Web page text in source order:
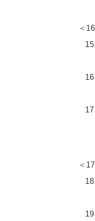
＜
＜